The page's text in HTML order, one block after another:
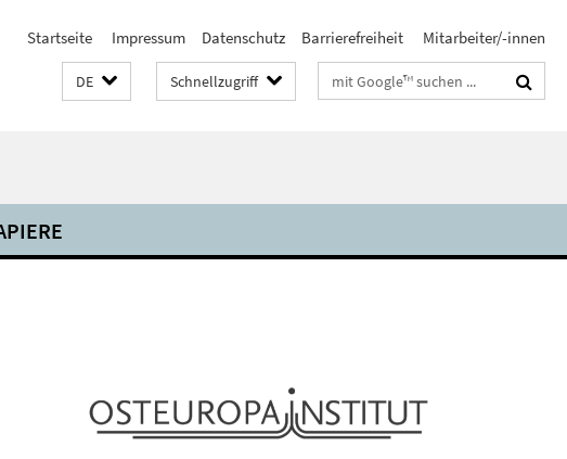
Startseite Impressum Datenschutz Barrierefreiheit Mitarbeiter/-innen
DE Schnellzugriff Suchbegriffe